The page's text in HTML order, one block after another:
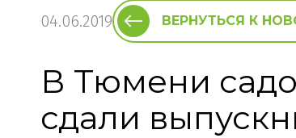
04.06.2019 ВЕРНУТЬСЯ К
В Тюмени
сдали